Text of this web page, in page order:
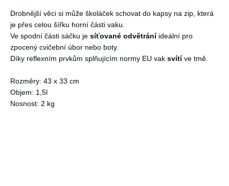
Drobnější věci si může školáček schovat do kapsy na zip, která
je přes celou šířku horní části vaku.
Ve spodní části sáčku je síťované odvětráníideální pro
zpocený cvičební úbor nebo boty.
Díky reflexním prvkům splňujícím normy EU vak svítíve tmě.
Rozměry: 43 x 33 cm
Objem: 1,5l
Nosnost: 2 kg